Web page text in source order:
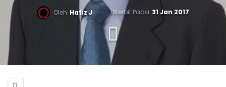
Oleh Hafiz J Diterbit Pada 31 Jan 2017